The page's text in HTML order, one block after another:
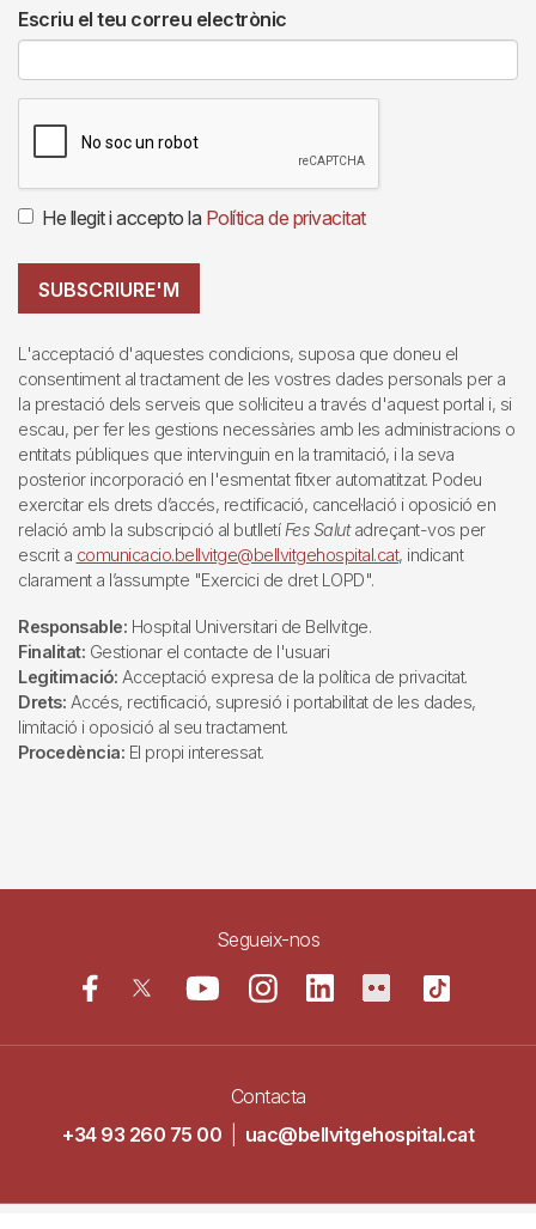
Escriu el teu correu electrònic
He llegit i accepto la Política de privacitat
SUBSCRIURE'M
L'acceptació d'aquestes condicions, suposa que doneu el
consentiment al tractament de les vostres dades personals per a
la prestació dels serveis que sol·liciteu a través d'aquest portal i, si
escau, per fer les gestions necessàries amb les administracions o
entitats públiques que intervinguin en la tramitació, i la seva
posterior incorporació en l'esmentat fitxer automatitzat. Podeu
exercitar els drets d’accés, rectificació, cancel·lació i oposició en
relació amb la subscripció al butlletí Fes Salutadreçant-vos per
escrit a comunicacio.bellvitge@bellvitgehospital.cat, indicant
clarament a l’assumpte "Exercici de dret LOPD".
Responsable: Hospital Universitari de Bellvitge.
Finalitat: Gestionar el contacte de l'usuari
Legitimació: Acceptació expresa de la política de privacitat.
Drets: Accés, rectificació, supresió i portabilitat de les dades,
limitació i oposició al seu tractament.
Procedència: El propi interessat.
Segueix-nos
Contacta
+34 93 260 75 00
uac@bellvitgehospital.cat